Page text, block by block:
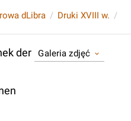
dLibra Druki XVIII w.
der
Galeria zdjęć